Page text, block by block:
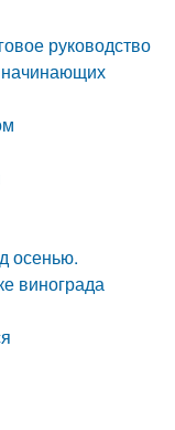
руководство
начинающих
осенью.
винограда